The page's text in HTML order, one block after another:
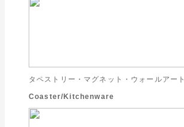
タペストリー・マグネット・ウォールアート
Coaster/Kitchenware